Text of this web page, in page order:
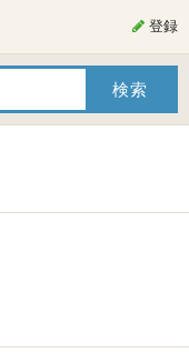
登録